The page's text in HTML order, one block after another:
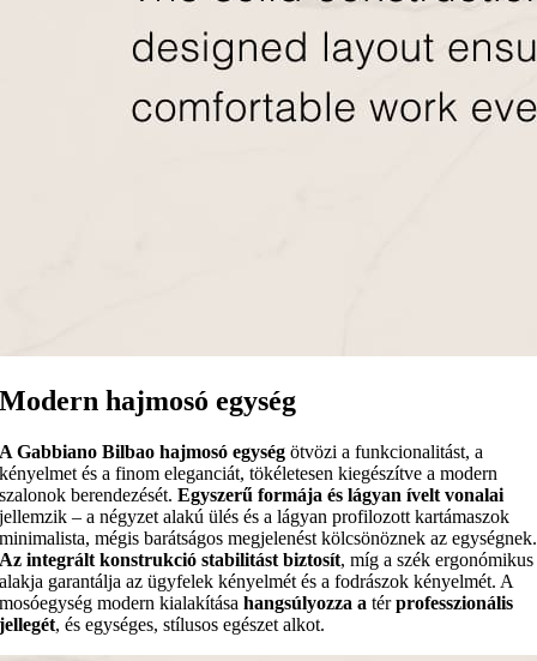
Modern hajmosó egység
A Gabbiano Bilbao hajmosó egységötvözi a funkcionalitást, a
kényelmet és a finom eleganciát, tökéletesen kiegészítve a modern
szalonok berendezését.Egyszerű formája és lágyan ívelt vonalai
jellemzik – a négyzet alakú ülés és a lágyan profilozott kartámaszok
minimalista, mégis barátságos megjelenést kölcsönöznek az egységnek.
Az integrált konstrukció stabilitást biztosít, míg a szék ergonómikus
alakja garantálja az ügyfelek kényelmét és a fodrászok kényelmét. A
mosóegység modern kialakításahangsúlyozza a térprofesszionális
jellegét, és egységes, stílusos egészet alkot.